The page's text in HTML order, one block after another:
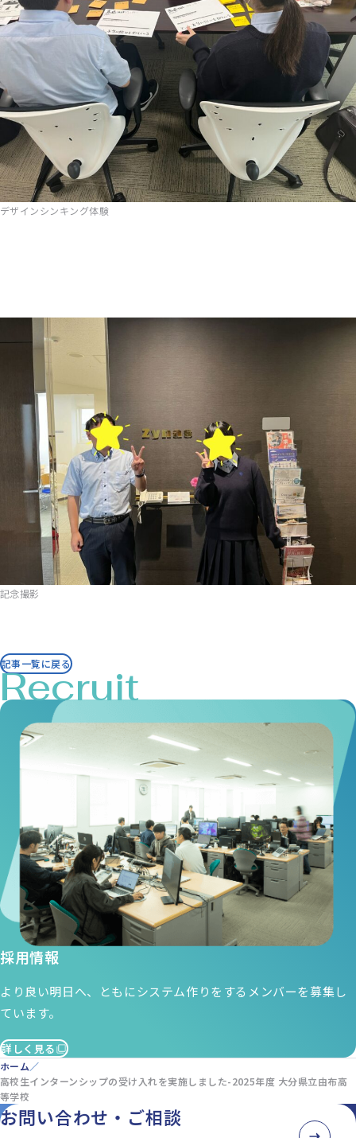
デザインシンキング体験
記念撮影
記事一覧に戻る
採用情報
より良い明日へ、ともにシステム作りをするメンバーを募集し
ています。
詳しく見る
ホーム
高校生インターンシップの受け入れを実施しました-2025年度 大分県立由布高
等学校
お問い合わせ・ご相談